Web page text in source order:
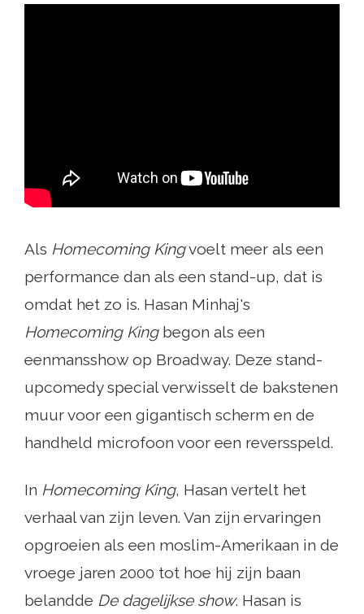
Als Homecoming Kingvoelt meer als een
performance dan als een stand-up, dat is
omdat het zo is. Hasan Minhaj's
Homecoming Kingbegon als een
eenmansshow op Broadway. Deze stand-
upcomedy special verwisselt de bakstenen
muur voor een gigantisch scherm en de
handheld microfoon voor een reversspeld.
In Homecoming King, Hasan vertelt het
verhaal van zijn leven. Van zijn ervaringen
opgroeien als een moslim-Amerikaan in de
vroege jaren 2000 tot hoe hij zijn baan
belandde De dagelijkse show. Hasan is